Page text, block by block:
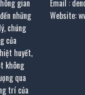
gian
những
chúng
của
huyết,
không
qua
trí của
Email :
Website: